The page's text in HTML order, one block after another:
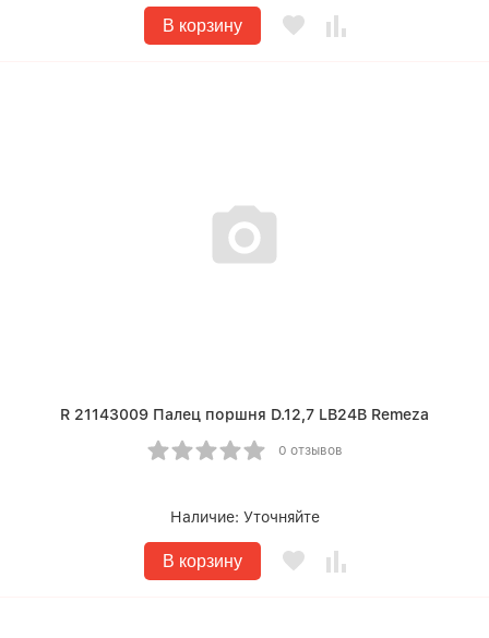
В корзину
R 21143009 Палец поршня D.12,7 LB24B Remeza
0 отзывов
Наличие: Уточняйте
В корзину